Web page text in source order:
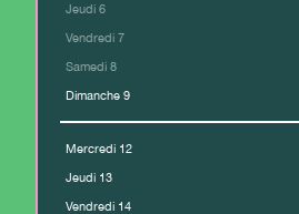
Jeudi 6
Vendredi 7
Samedi 8
Dimanche 9
Mercredi 12
Jeudi 13
Vendredi 14